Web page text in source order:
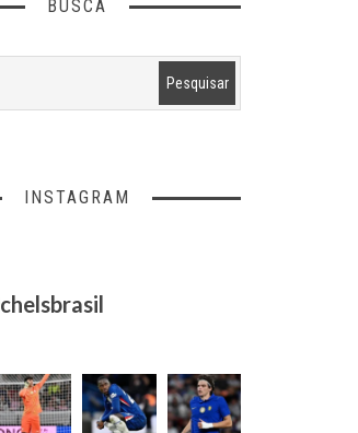
BUSCA
INSTAGRAM
chelsbrasil